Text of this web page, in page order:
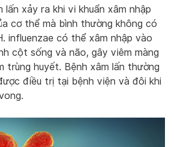
lấn xảy ra khi vi khuẩn xâm nhập
cơ thể mà bình thường không có
influenzae có thể xâm nhập vào
cột sống và não, gây viêm màng
trùng huyết. Bệnh xâm lấn thường
điều trị tại bệnh viện và đôi khi